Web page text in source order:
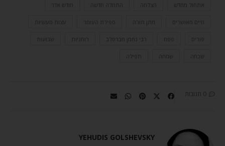
אתחול מחדש הצלחה התחלה חדשה חודש אדר
חיים מאושרים מתן תורה ספירת העומר עצות מעשיות
פורים פסח רבי נחמן מברסלב רוחניות שבועות
שכחה שמחה תפילה
0 תגובות
YEHUDIS GOLSHEVSKY